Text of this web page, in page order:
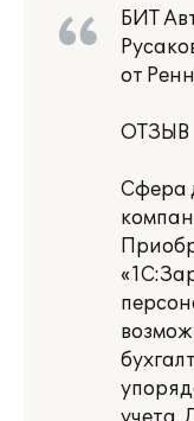
БИТ
от
ОТЗЫВ
Сфера